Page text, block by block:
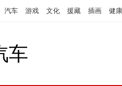
汽车 游戏 文化 援藏 插画 健康
车